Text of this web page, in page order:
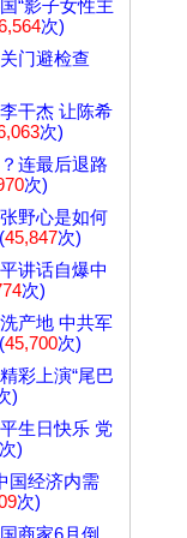
“影子女性主
次)
门避检查
干杰 让陈希
次)
连最后退路
次)
野心是如何
45,847次)
讲话自爆中
次)
产地 中共军
45,700次)
彩上演“尾巴
)
生日快乐 党
次)
国经济内需
次)